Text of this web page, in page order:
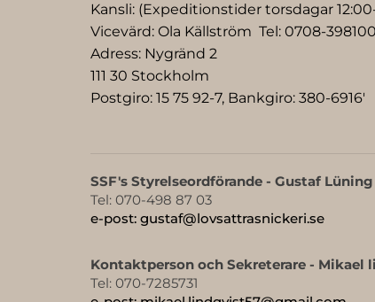
Kansli: (Expeditionstider torsdagar
Vicevärd: Ola Källström Tel: 0708-398100
Adress: Nygränd 2
111 30 Stockholm
Postgiro: 15 75 92-7, Bankgiro: 380-6916'
SSF's Styrelseordförande - Gustaf Lüning
Tel: 070-498 87 03
e-post: gustaf@lovsattrasnickeri.se
Kontaktperson och Sekreterare - Mikael
Tel: 070-7285731